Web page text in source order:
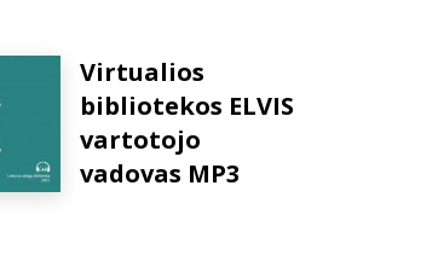
Virtualios
bibliotekos ELVIS
vartotojo
vadovas MP3